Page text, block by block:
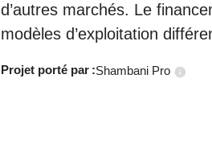
d’autres marchés. Le
modèles d’exploitation
Projet portépar :Shambani Pro